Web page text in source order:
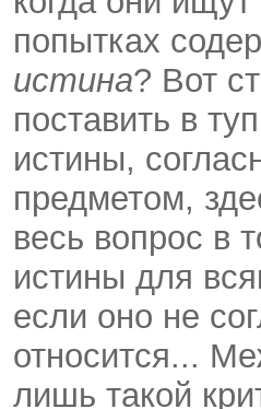
попытках
истина? Вот
поставить в
истины,
предметом,
весь вопрос в
истины для
если оно не
относится...
лишь такой